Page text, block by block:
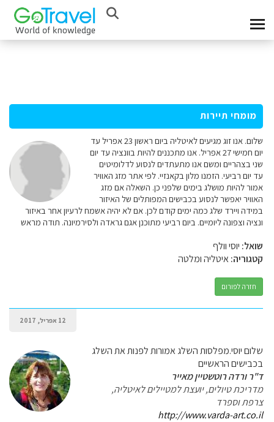
מומחי תיירות
שלום. אנו זוג מגיעים לאיטליה ביום ראשון 23 אפריל עד
יום חמישי 27 אפריל. אנו מתכננים להיות בוונציה עד יום
שני בצהריים ומשם אנו מתעתדים לנסוע לדלומיטים
עד יום רביעי. הזמנו מלון בקאנזיי. לפי אתר מזג האוויר
אמור להיות מושלג בימים שלפני כן. השאלה אם מזג
האוויר יאפשר לנסוע בכבישים המפותלים של האיזור
במידה ויירד שלג כמה ימים קודם לכן. אם לא יהיה אשמח לרעיון אחר באיזור
ונציה וצפונה ליומיים. ביום רביעי מתוכנן אגם גראדה ולסירמיונה. תודה מראש
שואל: יוסי וולף
קטגוריה:איטליה ומלטה
חזרה לפורום
12 אפריל, 2017
שלום יוסי.מפלסות השלג אמורות לפנות את השלג
בכבישים הראשיים
ד"ר ורדה רוטשטיין מאייר
מדריכת טיולים, יועצת למטיילים לאיטליה,
צרפת וספרד
http://www.varda-art.co.il